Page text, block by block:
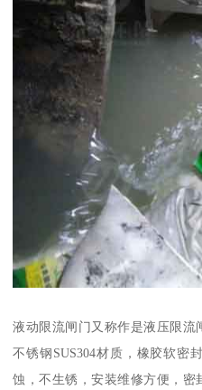
液动限流闸门又称作是液压限流
不锈钢SUS304材质，橡胶软密
蚀，不生锈，安装维修方便，密